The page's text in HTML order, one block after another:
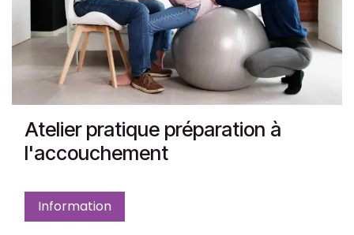
Atelier pratique préparation à
l'accouchement
Information